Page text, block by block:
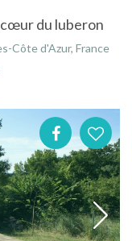
cœur du luberon
Côte d'Azur, France